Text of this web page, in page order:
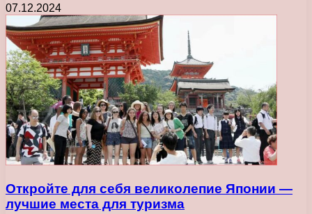
07.12.2024
Откройте для себя великолепие Японии —
лучшие места для туризма